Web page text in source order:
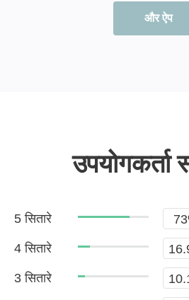
और ऐप
उपयोगकर्ता
5 सितारे
4 सितारे
3 सितारे